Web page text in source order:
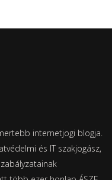
internetjogi blogja.
és IT szakjogász,